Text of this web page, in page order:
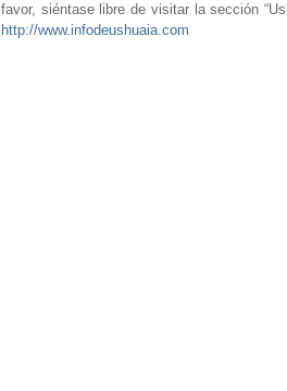
favor, siéntase libre de visitar la sección
http://www.infodeushuaia.com